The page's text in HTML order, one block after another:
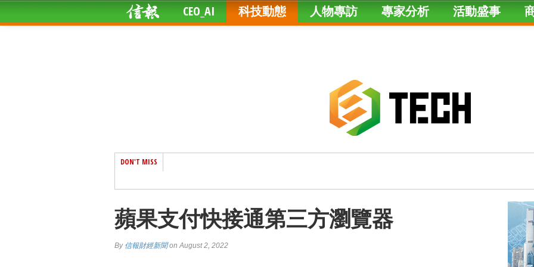
CEO_AI 科技動態 人物專訪 專家分析 活動盛事
DON'T MISS
蘋果支付快接通第三方瀏覽器
By 信報財經新聞on August 2, 2022